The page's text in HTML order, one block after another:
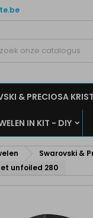
& PRECIOSA
IN KIT - DIY
Swarovski &
unfoiled 280
lijstzijn om